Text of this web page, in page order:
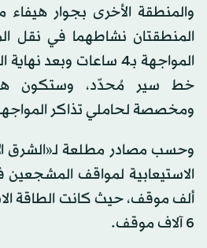
والمنطقة الأخرى بجوار
المنطقتان نشاطهما في نقل
المواجهة بـ4 ساعات
خط سير مُحدّد، وستكون
ومخصصة لحاملي تذاكر
وحسب مصادر مطلعة لـ«الشرق
ألف موقف، حيث كانت الطاقة
6 آلاف موقف.